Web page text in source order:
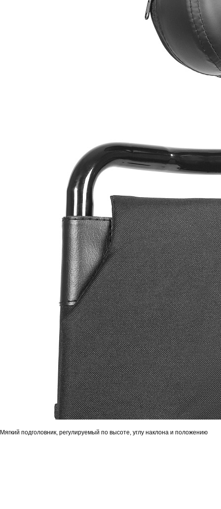
Мягкий подголовник, регулируемый по высоте, углу наклона и положению